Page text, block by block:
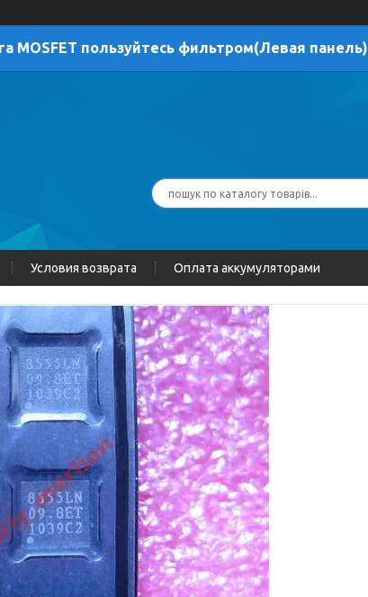
MOSFET пользуйтесь фильтром(Левая панель)
Условия возврата Оплата аккумуляторами